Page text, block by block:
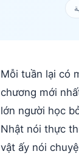
Mỗi tuần lại có
chương mới
lớn người học
Nhật nói thực
vật ấy nói